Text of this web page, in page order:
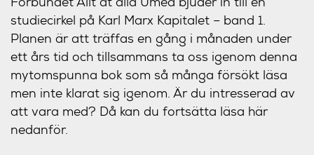
studiecirkel på Karl Marx Kapitalet – band 1.
Planen är att träffas en gång i månaden under
ett års tid och tillsammans ta oss igenom denna
mytomspunna bok som så många försökt läsa
men inte klarat sig igenom. Är du intresserad av
att vara med? Då kan du fortsätta läsa här
nedanför.